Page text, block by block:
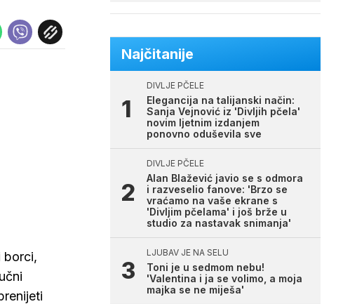
borci,
Najčitanije
DIVLJE PČELE
Elegancija na talijanski način:
Sanja Vejnović iz 'Divljih pčela'
novim ljetnim izdanjem
ponovno oduševila sve
DIVLJE PČELE
Alan Blažević javio se s odmora
i razveselio fanove: 'Brzo se
vraćamo na vaše ekrane s
'Divljim pčelama' i još brže u
studio za nastavak snimanja'
LJUBAV JE NA SELU
Toni je u sedmom nebu!
'Valentina i ja se volimo, a moja
majka se ne miješa'